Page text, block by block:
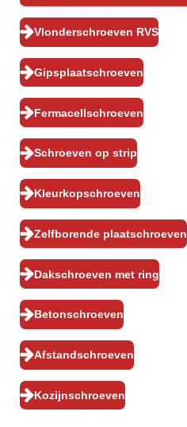
Vlonderschroeven RVS
Gipsplaatschroeven
Fermacellschroeven
Schroeven op strip
Kleurkopschroeven
Zelfborende plaatschroeven
Dakschroeven met ring
Betonschroeven
Afstandschroeven
Kozijnschroeven